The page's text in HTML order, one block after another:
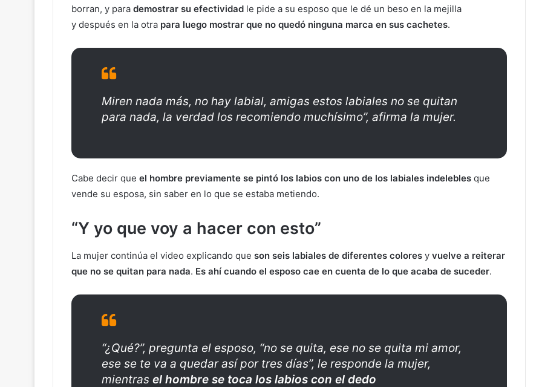
borran, y para demostrar su efectividad le pide a su esposo que le dé un beso en la mejilla
y después en la otra para luego mostrar que no quedó ninguna marca en sus cachetes.
Miren nada más, no hay labial, amigas estos labiales no se quitan
para nada, la verdad los recomiendo muchísimo”, afirma la mujer.
Cabe decir que el hombre previamente se pintó los labios con uno de los labiales indelebles que
vende su esposa, sin saber en lo que se estaba metiendo.
“Y yo que voy a hacer con esto”
La mujer continúa el video explicando que son seis labiales de diferentes colores y vuelve a reiterar
que no se quitan para nada. Es ahí cuando el esposo cae en cuenta de lo que acaba de suceder.
“¿Qué?”, pregunta el esposo, “no se quita, ese no se quita mi amor,
ese se te va a quedar así por tres días”, le responde la mujer,
mientras el hombre se toca los labios con el dedo